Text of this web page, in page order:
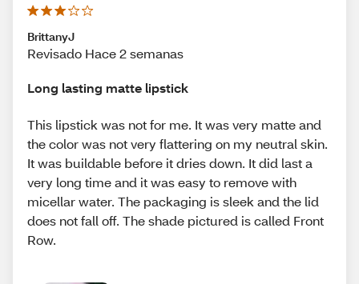
BrittanyJ
Revisado Hace 2 semanas
Long lasting matte lipstick
This lipstick was not for me. It was very matte and
the color was not very flattering on my neutral skin.
It was buildable before it dries down. It did last a
very long time and it was easy to remove with
micellar water. The packaging is sleek and the lid
does not fall off. The shade pictured is called Front
Row.